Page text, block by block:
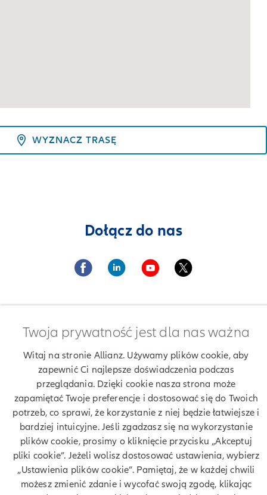
WYZNACZ TRASĘ
Dołącz do nas
Twoje dane
Polityka prywatności
Polityka cookies
Znajdź agenta Allianz. Znajdź placówkę Allianz
Ubezpieczenia Allianz Zofia Sus
Twoja prywatność jest dla nas ważna
Witaj na stronie Allianz. Używamy plików cookie, aby
zapewnić Ci najlepsze doświadczenia podczas
przeglądania. Dzięki cookie nasza strona może
zapamiętać Twoje preferencje i dostosować się do Twoich
potrzeb, co sprawi, że korzystanie z niej będzie łatwiejsze i
bardziej intuicyjne. Jeśli zgadzasz się na wykorzystanie
plików cookie, prosimy o kliknięcie przycisku „Akceptuj
pliki cookie”. Jeżeli wolisz dostosować ustawienia, wybierz
„Ustawienia plików cookie”. Pamiętaj, że w każdej chwili
możesz zmienić zdanie i wycofać swoją zgodę, klikając